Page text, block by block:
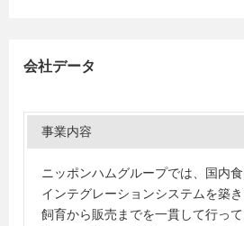
会社データ
事業内容
ニッポンハムグループでは、国内
インテグレーションシステムを築
飼育から販売までを一貫して行っ